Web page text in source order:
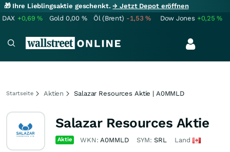
🎁 Ihre Lieblingsaktie geschenkt.→ Jetzt Depot eröffnen
DAX +0,69% Gold 0,00 % Öl (Brent) -1,53% Dow Jones +0,25%
Startseite Aktien Salazar Resources Aktie | A0MMLD
Salazar Resources Aktie
Aktie WKN:A0MMLD SYM: SRL Land